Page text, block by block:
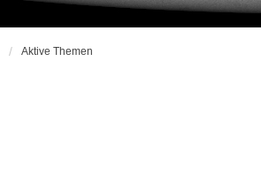
Aktive Themen